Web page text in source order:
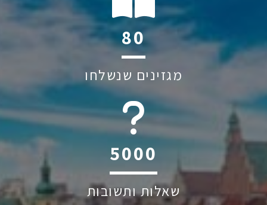
116
מגזינים שנשלחו
6045
שאלות ותשובות